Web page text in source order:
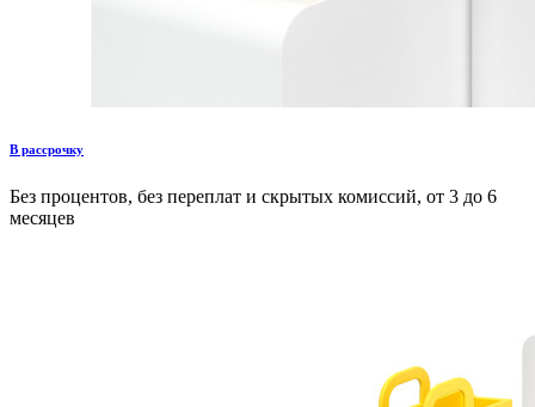
В рассрочку
Без процентов, без переплат и скрытых комиссий, от 3 до 6
месяцев